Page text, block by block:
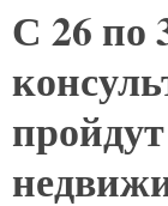
С 26 по